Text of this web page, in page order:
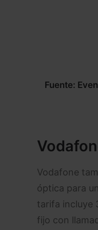
Fuente:
Vodafone
óptica para
tarifa incluye
fijo con